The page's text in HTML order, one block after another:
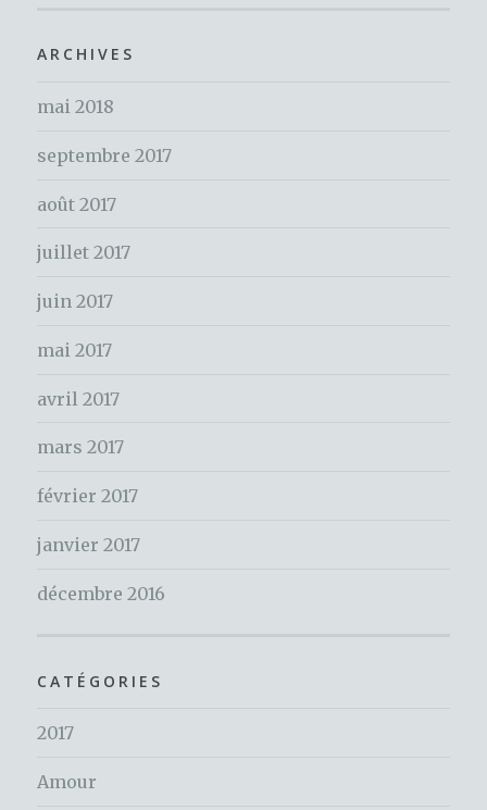
k
h
r
e
:
ARCHIVES
mai 2018
septembre 2017
août 2017
juillet 2017
juin 2017
mai 2017
avril 2017
mars 2017
février 2017
janvier 2017
décembre 2016
CATÉGORIES
2017
Amour